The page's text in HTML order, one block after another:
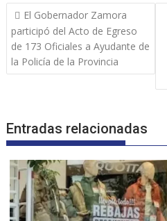
Navegación
de
entradas
El Gobernador Zamora
participó del Acto de Egreso
de 173 Oficiales a Ayudante de
la Policía de la Provincia
Entradas relacionadas